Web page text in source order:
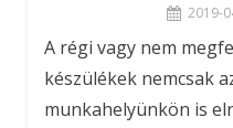
2019-
A régi vagy nem
készülékek nemcsak
munkahelyünkön is